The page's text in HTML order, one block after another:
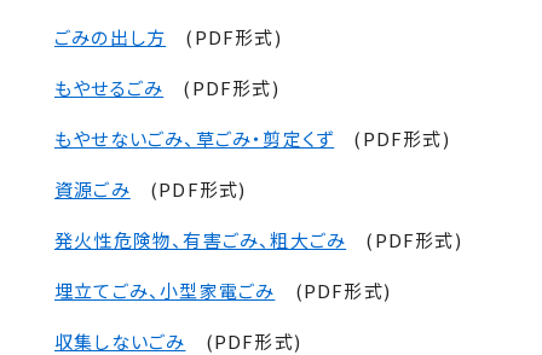
ごみの出し方 (PDF形式)
もやせるごみ (PDF形式)
もやせないごみ、草ごみ・剪定くず (PDF形式)
資源ごみ (PDF形式)
発火性危険物、有害ごみ、粗大ごみ (PDF形式)
埋立てごみ、小型家電ごみ (PDF形式)
収集しないごみ (PDF形式)